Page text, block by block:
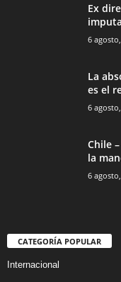
Ex
6
La
es el
6
Chile
la
6
CATEGORÍA POPULAR
Internacional